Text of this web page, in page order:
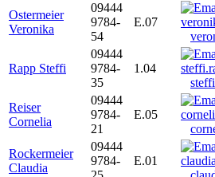
Ostermeier
Veronika
09444
9784-
54
E.07
Rapp Steffi
09444
9784-
35
1.04
Reiser
Cornelia
09444
9784-
21
E.05
Rockermeier
Claudia
09444
9784-
E.01